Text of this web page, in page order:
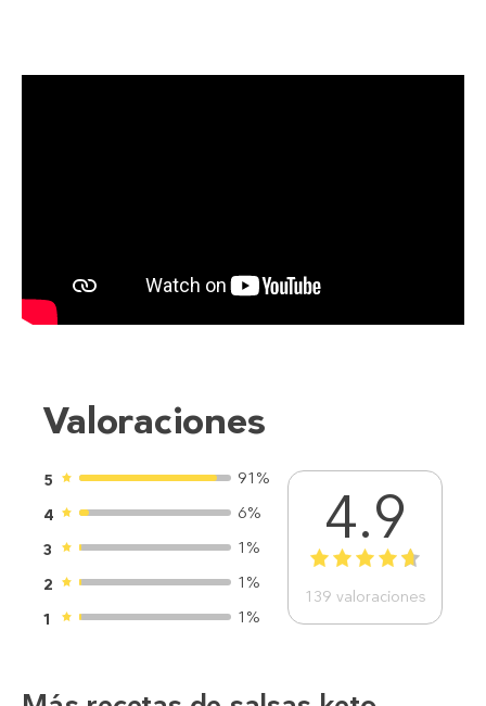
Valoraciones
5
91%
4
6%
3
1%
2
1%
1
1%
4.9
1 2 3 4 5
139 valoraciones